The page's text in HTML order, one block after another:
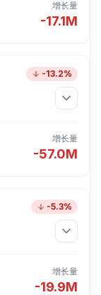
增长量
-17.1M
-13.2%
增长量
-57.0M
-5.3%
增长量
-19.9M